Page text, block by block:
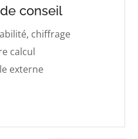
conseil
, chiffrage
calcul
externe